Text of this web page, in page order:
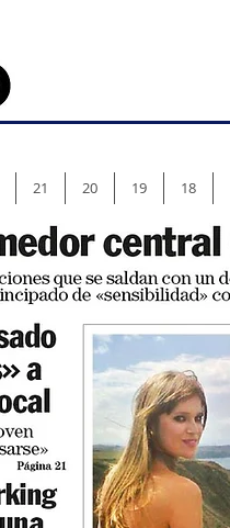
21 20 19 18